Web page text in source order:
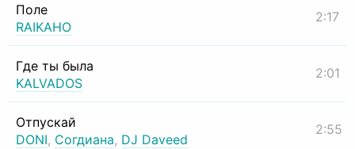
Поле
RAIKAHO
2:17
Где ты была
KALVADOS
2:01
Отпускай
DONI, Согдиана, DJ Daveed
2:55